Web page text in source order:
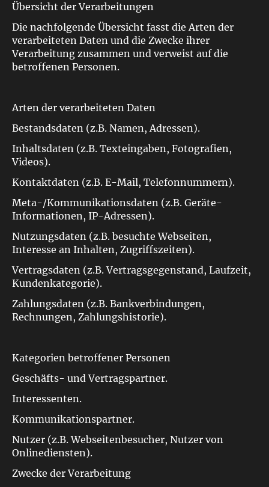
Übersicht der Verarbeitungen
Die nachfolgende Übersicht fasst die Arten der
verarbeiteten Daten und die Zwecke ihrer
Verarbeitung zusammen und verweist auf die
betroffenen Personen.
Arten der verarbeiteten Daten
Bestandsdaten (z.B. Namen, Adressen).
Inhaltsdaten (z.B. Texteingaben, Fotografien,
Videos).
Kontaktdaten (z.B. E-Mail, Telefonnummern).
Meta-/Kommunikationsdaten (z.B. Geräte-
Informationen, IP-Adressen).
Nutzungsdaten (z.B. besuchte Webseiten,
Interesse an Inhalten, Zugriffszeiten).
Vertragsdaten (z.B. Vertragsgegenstand, Laufzeit,
Kundenkategorie).
Zahlungsdaten (z.B. Bankverbindungen,
Rechnungen, Zahlungshistorie).
Kategorien betroffener Personen
Geschäfts- und Vertragspartner.
Interessenten.
Kommunikationspartner.
Nutzer (z.B. Webseitenbesucher, Nutzer von
Onlinediensten).
Zwecke der Verarbeitung